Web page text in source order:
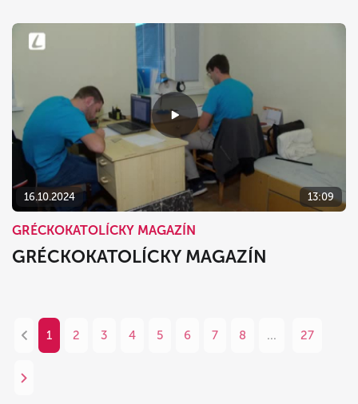
16.10.2024 13:09
GRÉCKOKATOLÍCKY MAGAZÍN
GRÉCKOKATOLÍCKY MAGAZÍN
1 2 3 4 5 6 7 8 ... 27